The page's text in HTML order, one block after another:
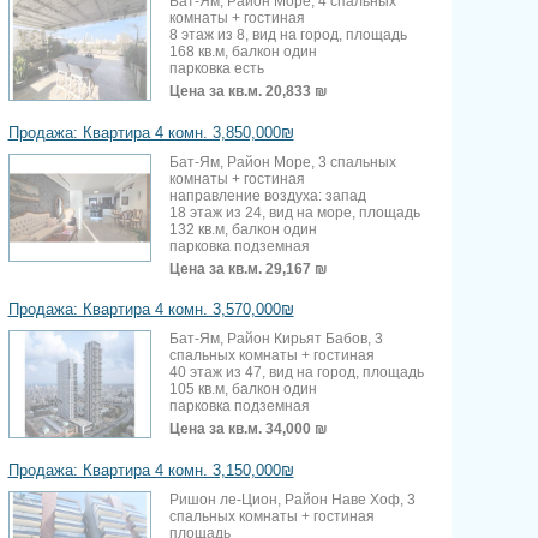
комнаты + гостиная
8 этаж из 8, вид на город, площадь
168 кв.м, балкон один
парковка есть
Цена за кв.м. 20,833 ₪
Продажа: Квартира 4 комн. 3,850,000₪
Бат-Ям, Район Море, 3 спальных
комнаты + гостиная
направление воздуха: запад
18 этаж из 24, вид на море, площадь
132 кв.м, балкон один
парковка подземная
Цена за кв.м. 29,167 ₪
Продажа: Квартира 4 комн. 3,570,000₪
Бат-Ям, Район Кирьят Бабов, 3
спальных комнаты + гостиная
40 этаж из 47, вид на город, площадь
105 кв.м, балкон один
парковка подземная
Цена за кв.м. 34,000 ₪
Продажа: Квартира 4 комн. 3,150,000₪
Ришон ле-Цион, Район Наве Хоф, 3
спальных комнаты + гостиная
площадь